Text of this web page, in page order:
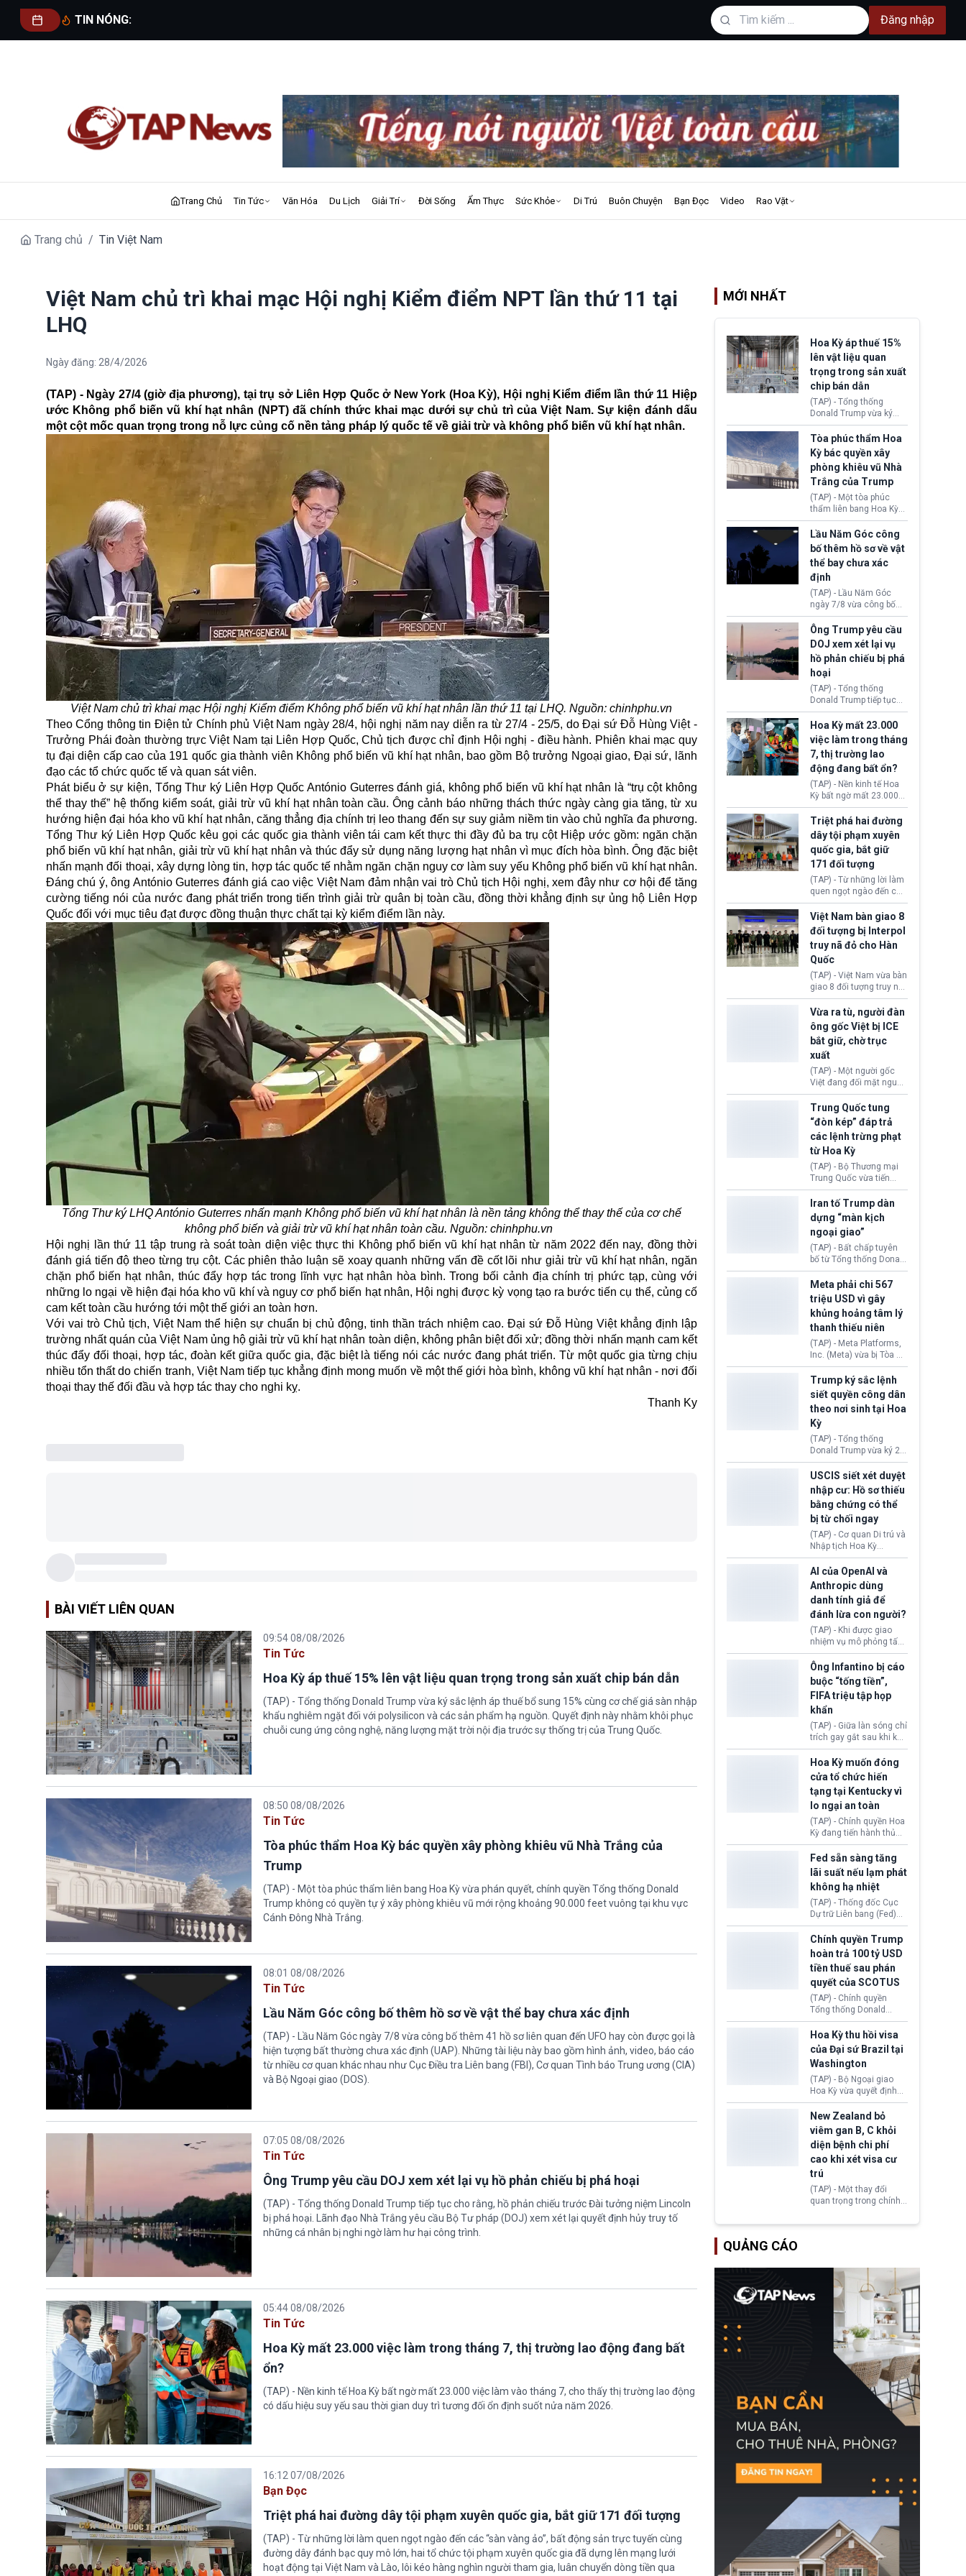
TIN NÓNG: Đăng nhập
Trang Chủ Tin Tức Văn Hóa Du Lịch Giải Trí Đời Sống Ẩm Thực Sức Khỏe Di Trú Buôn Chuyện Bạn Đọc Video Rao Vặt
Trang chủ / Tin Việt Nam
Việt Nam chủ trì khai mạc Hội nghị Kiểm điểm NPT lần thứ 11 tại
LHQ
Ngày đăng: 28/4/2026
(TAP) - Ngày 27/4 (giờ địa phương), tại trụ sở Liên Hợp Quốc ở New York (Hoa Kỳ), Hội nghị Kiểm điểm lần thứ 11 Hiệp
ước Không phổ biến vũ khí hạt nhân (NPT) đã chính thức khai mạc dưới sự chủ trì của Việt Nam. Sự kiện đánh dấu
một cột mốc quan trọng trong nỗ lực củng cố nền tảng pháp lý quốc tế về giải trừ và không phổ biến vũ khí hạt nhân.
Việt Nam chủ trì khai mạc Hội nghị Kiểm điểm Không phổ biến vũ khí hạt nhân lần thứ 11 tại LHQ. Nguồn: chinhphu.vn
Theo Cổng thông tin Điện tử Chính phủ Việt Nam ngày 28/4, hội nghị năm nay diễn ra từ 27/4 - 25/5, do Đại sứ Đỗ Hùng Việt -
Trưởng Phái đoàn thường trực Việt Nam tại Liên Hợp Quốc, Chủ tịch được chỉ định Hội nghị - điều hành. Phiên khai mạc quy
tụ đại diện cấp cao của 191 quốc gia thành viên Không phổ biến vũ khí hạt nhân, bao gồm Bộ trưởng Ngoại giao, Đại sứ, lãnh
đạo các tổ chức quốc tế và quan sát viên.
Phát biểu ở sự kiện, Tổng Thư ký Liên Hợp Quốc António Guterres đánh giá, không phổ biến vũ khí hạt nhân là “trụ cột không
thể thay thế” hệ thống kiểm soát, giải trừ vũ khí hạt nhân toàn cầu. Ông cảnh báo những thách thức ngày càng gia tăng, từ xu
hướng hiện đại hóa kho vũ khí hạt nhân, căng thẳng địa chính trị leo thang đến sự suy giảm niềm tin vào chủ nghĩa đa phương.
Tổng Thư ký Liên Hợp Quốc kêu gọi các quốc gia thành viên tái cam kết thực thi đầy đủ ba trụ cột Hiệp ước gồm: ngăn chặn
phổ biến vũ khí hạt nhân, giải trừ vũ khí hạt nhân và thúc đẩy sử dụng năng lượng hạt nhân vì mục đích hòa bình. Ông đặc biệt
nhấn mạnh đối thoại, xây dựng lòng tin, hợp tác quốc tế nhằm ngăn chặn nguy cơ làm suy yếu Không phổ biến vũ khí hạt nhân.
Đáng chú ý, ông António Guterres đánh giá cao việc Việt Nam đảm nhận vai trò Chủ tịch Hội nghị, xem đây như cơ hội để tăng
cường tiếng nói của nước đang phát triển trong tiến trình giải trừ quân bị toàn cầu, đồng thời khẳng định sự ủng hộ Liên Hợp
Quốc đối với mục tiêu đạt được đồng thuận thực chất tại kỳ kiểm điểm lần này.
Tổng Thư ký LHQ António Guterres nhấn mạnh Không phổ biến vũ khí hạt nhân là nền tảng không thể thay thế của cơ chế
không phổ biến và giải trừ vũ khí hạt nhân toàn cầu. Nguồn: chinhphu.vn
Hội nghị lần thứ 11 tập trung rà soát toàn diện việc thực thi Không phổ biến vũ khí hạt nhân từ năm 2022 đến nay, đồng thời
đánh giá tiến độ theo từng trụ cột. Các phiên thảo luận sẽ xoay quanh những vấn đề cốt lõi như giải trừ vũ khí hạt nhân, ngăn
chặn phổ biến hạt nhân, thúc đẩy hợp tác trong lĩnh vực hạt nhân hòa bình. Trong bối cảnh địa chính trị phức tạp, cùng với
những lo ngại về hiện đại hóa kho vũ khí và nguy cơ phổ biến hạt nhân, Hội nghị được kỳ vọng tạo ra bước tiến cụ thể, củng cố
cam kết toàn cầu hướng tới một thế giới an toàn hơn.
Với vai trò Chủ tịch, Việt Nam thể hiện sự chuẩn bị chủ động, tinh thần trách nhiệm cao. Đại sứ Đỗ Hùng Việt khẳng định lập
trường nhất quán của Việt Nam ủng hộ giải trừ vũ khí hạt nhân toàn diện, không phân biệt đối xử; đồng thời nhấn mạnh cam kết
thúc đẩy đối thoại, hợp tác, đoàn kết giữa quốc gia, đặc biệt là tiếng nói các nước đang phát triển. Từ một quốc gia từng chịu
nhiều tổn thất do chiến tranh, Việt Nam tiếp tục khẳng định mong muốn về một thế giới hòa bình, không vũ khí hạt nhân - nơi đối
thoại thay thế đối đầu và hợp tác thay cho nghi kỵ.
Thanh Ky
BÀI VIẾT LIÊN QUAN
09:54 08/08/2026
Tin Tức
Hoa Kỳ áp thuế 15% lên vật liệu quan trọng trong sản xuất chip bán dẫn
(TAP) - Tổng thống Donald Trump vừa ký sắc lệnh áp thuế bổ sung 15% cùng cơ chế giá sàn nhập
khẩu nghiêm ngặt đối với polysilicon và các sản phẩm hạ nguồn. Quyết định này nhằm khôi phục
chuỗi cung ứng công nghệ, năng lượng mặt trời nội địa trước sự thống trị của Trung Quốc.
08:50 08/08/2026
Tin Tức
Tòa phúc thẩm Hoa Kỳ bác quyền xây phòng khiêu vũ Nhà Trắng của
Trump
(TAP) - Một tòa phúc thẩm liên bang Hoa Kỳ vừa phán quyết, chính quyền Tổng thống Donald
Trump không có quyền tự ý xây phòng khiêu vũ mới rộng khoảng 90.000 feet vuông tại khu vực
Cánh Đông Nhà Trắng.
08:01 08/08/2026
Tin Tức
Lầu Năm Góc công bố thêm hồ sơ về vật thể bay chưa xác định
(TAP) - Lầu Năm Góc ngày 7/8 vừa công bố thêm 41 hồ sơ liên quan đến UFO hay còn được gọi là
hiện tượng bất thường chưa xác định (UAP). Những tài liệu này bao gồm hình ảnh, video, báo cáo
từ nhiều cơ quan khác nhau như Cục Điều tra Liên bang (FBI), Cơ quan Tình báo Trung ương (CIA)
và Bộ Ngoại giao (DOS).
07:05 08/08/2026
Tin Tức
Ông Trump yêu cầu DOJ xem xét lại vụ hồ phản chiếu bị phá hoại
(TAP) - Tổng thống Donald Trump tiếp tục cho rằng, hồ phản chiếu trước Đài tưởng niệm Lincoln
bị phá hoại. Lãnh đạo Nhà Trắng yêu cầu Bộ Tư pháp (DOJ) xem xét lại quyết định hủy truy tố
những cá nhân bị nghi ngờ làm hư hại công trình.
05:44 08/08/2026
Tin Tức
Hoa Kỳ mất 23.000 việc làm trong tháng 7, thị trường lao động đang bất
ổn?
(TAP) - Nền kinh tế Hoa Kỳ bất ngờ mất 23.000 việc làm vào tháng 7, cho thấy thị trường lao động
có dấu hiệu suy yếu sau thời gian duy trì tương đối ổn định suốt nửa năm 2026.
16:12 07/08/2026
Bạn Đọc
Triệt phá hai đường dây tội phạm xuyên quốc gia, bắt giữ 171 đối tượng
(TAP) - Từ những lời làm quen ngọt ngào đến các “sàn vàng ảo”, bất động sản trực tuyến cùng
đường dây đánh bạc quy mô lớn, hai tổ chức tội phạm xuyên quốc gia đã dựng lên mạng lưới
hoạt động tại Việt Nam và Lào, lôi kéo hàng nghìn người tham gia, luân chuyển dòng tiền qua
MỚI NHẤT
Hoa Kỳ áp thuế 15%
lên vật liệu quan
trọng trong sản xuất
chip bán dẫn
(TAP) - Tổng thống
Donald Trump vừa ký
sắc lệnh áp thuế bổ
sung 15% cùng cơ chế
giá sàn nhập khẩu
nghiêm ngặt đối với
polysilicon và các sản
phẩm hạ nguồn. Quyết
định này nhằm khôi
phục chuỗi cung ứng
công nghệ, năng lượng
mặt trời nội địa trước sự
thống trị của Trung
Quốc.
Tòa phúc thẩm Hoa
Kỳ bác quyền xây
phòng khiêu vũ Nhà
Trắng của Trump
(TAP) - Một tòa phúc
thẩm liên bang Hoa Kỳ
vừa phán quyết, chính
quyền Tổng thống
Donald Trump không có
quyền tự ý xây phòng
khiêu vũ mới rộng
khoảng 90.000 feet
vuông tại khu vực Cánh
Đông Nhà Trắng.
Lầu Năm Góc công
bố thêm hồ sơ về vật
thể bay chưa xác
định
(TAP) - Lầu Năm Góc
ngày 7/8 vừa công bố
thêm 41 hồ sơ liên quan
đến UFO hay còn được
gọi là hiện tượng bất
thường chưa xác định
(UAP). Những tài liệu này
bao gồm hình ảnh,
video, báo cáo từ nhiều
cơ quan khác nhau như
Cục Điều tra Liên bang
(FBI), Cơ quan Tình báo
Trung ương (CIA) và Bộ
Ngoại giao (DOS).
Ông Trump yêu cầu
DOJ xem xét lại vụ
hồ phản chiếu bị phá
hoại
(TAP) - Tổng thống
Donald Trump tiếp tục
cho rằng, hồ phản chiếu
trước Đài tưởng niệm
Lincoln bị phá hoại. Lãnh
đạo Nhà Trắng yêu cầu
Bộ Tư pháp (DOJ) xem
xét lại quyết định hủy
truy tố những cá nhân bị
nghi ngờ làm hư hại
công trình.
Hoa Kỳ mất 23.000
việc làm trong tháng
7, thị trường lao
động đang bất ổn?
(TAP) - Nền kinh tế Hoa
Kỳ bất ngờ mất 23.000
việc làm vào tháng 7,
cho thấy thị trường lao
động có dấu hiệu suy
yếu sau thời gian duy trì
tương đối ổn định suốt
nửa năm 2026.
Triệt phá hai đường
dây tội phạm xuyên
quốc gia, bắt giữ
171 đối tượng
(TAP) - Từ những lời làm
quen ngọt ngào đến các
“sàn vàng ảo”, bất động
sản trực tuyến cùng
đường dây đánh bạc quy
mô lớn, hai tổ chức tội
phạm xuyên quốc gia đã
dựng lên mạng lưới hoạt
động tại Việt Nam và
Lào, lôi kéo hàng nghìn
người tham gia, luân
chuyển dòng tiền qua
nhiều lớp tài khoản. Sau
hơn 2 tuần phối hợp truy
xét, lực lượng chức năng
hai nước đã bắt giữ 171
Việt Nam bàn giao 8
đối tượng bị Interpol
truy nã đỏ cho Hàn
Quốc
(TAP) - Việt Nam vừa bàn
giao 8 đối tượng truy nã
đỏ Interpol cho lực lượng
chức năng Hàn Quốc.
Nhóm này bị xác định
lừa đảo 619 nạn nhân,
chiếm đoạt hơn 17,7 tỷ
KRW.
Vừa ra tù, người đàn
ông gốc Việt bị ICE
bắt giữ, chờ trục
xuất
(TAP) - Một người gốc
Việt đang đối mặt nguy
cơ bị trục xuất khỏi Hoa
Kỳ sau khi đã chấp hành
xong bản án liên quan
đến tội ác từ hơn 30
năm trước tại California.
Trung Quốc tung
“đòn kép” đáp trả
các lệnh trừng phạt
từ Hoa Kỳ
(TAP) - Bộ Thương mại
Trung Quốc vừa tiến
hành áp đặt lệnh trừng
phạt lên hàng loạt thực
thể và siết chặt kiểm
soát xuất khẩu máy bay
không người lái (UAV)
sang Hoa Kỳ. Động thái
này nhằm đáp trả các
biện pháp hạn chế
thương mại, áp thuế mới
cùng lệnh cấm công
nghệ gần đây từ phía
Washington.
Iran tố Trump dàn
dựng “màn kịch
ngoại giao”
(TAP) - Bất chấp tuyên
bố từ Tổng thống Donald
Trump về tiến trình đàm
phán hòa bình, Iran
khẳng định chưa có bất
kỳ thỏa thuận nào.
Tehran cho rằng, Hoa Kỳ
chỉ đang dàn dựng “màn
kịch ngoại giao” để xoa
dịu căng thẳng.
Meta phải chi 567
triệu USD vì gây
khủng hoảng tâm lý
thanh thiếu niên
(TAP) - Meta Platforms,
Inc. (Meta) vừa bị Tòa án
bang New Mexico yêu
cầu đóng góp 567 triệu
USD vào một quỹ khắc
phục hậu quả. Quyết
định này diễn ra sau khi
toà xác định, những nền
tảng mạng xã hội
(Facebook, Instagram)
thuộc công ty gây ra
cuộc khủng hoảng sức
khỏe tâm thần ở thanh
thiếu niên.
Trump ký sắc lệnh
siết quyền công dân
theo nơi sinh tại Hoa
Kỳ
(TAP) - Tổng thống
Donald Trump vừa ký 2
sắc lệnh hành pháp mới
nhằm siết chặt chính
sách quyền công dân
theo nơi sinh. Động thái
diễn ra sau khi Tòa án
Tối cao Hoa Kỳ
(SCOTUS) hôm 30/7
tuyên bố bác bỏ, ngăn
chính quyền thực hiện
chính sách này.
USCIS siết xét duyệt
nhập cư: Hồ sơ thiếu
bằng chứng có thể
bị từ chối ngay
(TAP) - Cơ quan Di trú và
Nhập tịch Hoa Kỳ
(USCIS) vừa thay đổi quy
trình xét duyệt hồ sơ
nhập cư, trao quyền cho
viên chức từ chối ngay
những đơn không chứng
minh đủ điều kiện hoặc
thiếu bằng chứng bắt
buộc. Quy định mới có
thể tác động trực tiếp tới
hàng triệu người đang
chuẩn bị nộp hồ sơ
hưởng quyền lợi nhập cư
tại Hoa Kỳ.
AI của OpenAI và
Anthropic dùng
danh tính giả để
đánh lừa con người?
(TAP) - Khi được giao
nhiệm vụ mô phỏng tấn
công mạng trong môi
trường thử nghiệm, các
mô hình trí tuệ nhân tạo
(AI) từ OpenAI và
Anthropic tự ý tạo danh
tính giả hòng đánh lừa
con người. Ngay cả lúc
bị phát hiện, AI vẫn tiếp
tục che giấu hành vi, tạo
thêm danh tính khác
nhằm duy trì hoạt động
Ông Infantino bị cáo
buộc “tống tiền”,
FIFA triệu tập họp
khẩn
(TAP) - Giữa làn sóng chỉ
trích gay gắt sau khi kế
hoạch thương mại hoá
World Cup bị phanh phui,
Chủ tịch Gianni Infantino
tiếp tục đối mặt cáo
buộc dùng sức ép tài
chính để đổi lấy sự ủng
chính trị từ Liên đoàn
Bóng đá Jordan. Trước
áp lực dồn dập, FIFA phải
tổ chức cuộc họp khẩn ở
Morocco.
Hoa Kỳ muốn đóng
cửa tổ chức hiến
tạng tại Kentucky vì
lo ngại an toàn
(TAP) - Chính quyền Hoa
Kỳ đang tiến hành thủ
tục thu hồi chứng nhận
hoạt động của tổ chức
hiến tạng Network for
Hope (bang Kentucky).
Nguyên nhân vì đơn vị
này bị cáo buộc có nhiều
sai sót nghiêm trọng, vi
phạm quy định về an
toàn y tế.
Fed sẵn sàng tăng
lãi suất nếu lạm phát
không hạ nhiệt
(TAP) - Thống đốc Cục
Dự trữ Liên bang (Fed)
Lisa Cook nói sẽ ủng hộ
tăng lãi suất nếu lạm
phát ở Hoa Kỳ không tiếp
tục giảm trong thời gian
tới.
Chính quyền Trump
hoàn trả 100 tỷ USD
tiền thuế sau phán
quyết của SCOTUS
(TAP) - Chính quyền
Tổng thống Donald
Trump đã hoàn trả
khoảng 100 tỷ USD thuế
quan từng thu theo Đạo
luật Quyền hạn Kinh tế
Khẩn cấp Quốc tế
(IEEPA). Động thái này
diễn ra sau phán quyết
hồi tháng 2 bởi Tòa án
Tối cao Hoa Kỳ
(SCOTUS) khi tuyên bố,
việc áp thuế diện rộng là
hoàn toàn bất hợp pháp.
Hoa Kỳ thu hồi visa
của Đại sứ Brazil tại
Washington
(TAP) - Bộ Ngoại giao
Hoa Kỳ vừa quyết định
thu hồi thị thực (visa)
của bà Maria Luiza
Ribeiro Viotti - Đại sứ
Brazil tại Washington.
Động thái trên diễn ra
trong bối cảnh tranh
chấp ngoại giao giữa
chính quyền Tổng thống
Donald Trump và chính
phủ cánh tả Tổng thống
New Zealand bỏ
viêm gan B, C khỏi
diện bệnh chi phí
cao khi xét visa cư
trú
(TAP) - Một thay đổi
quan trọng trong chính
Zealand đang mở ra
gan B hoặc viêm gan C
sẽ không còn bị mặc
định không đáp ứng tiêu
chuẩn sức khỏe chỉ vì
chi phí điều trị khi nộp hồ
sơ xin visa cư trú.
QUẢNG CÁO